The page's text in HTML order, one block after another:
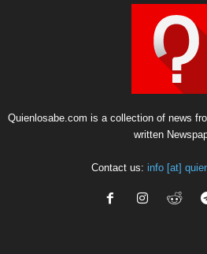
Quienlosabe.com is a collection of news
written
Contact us: info [at]